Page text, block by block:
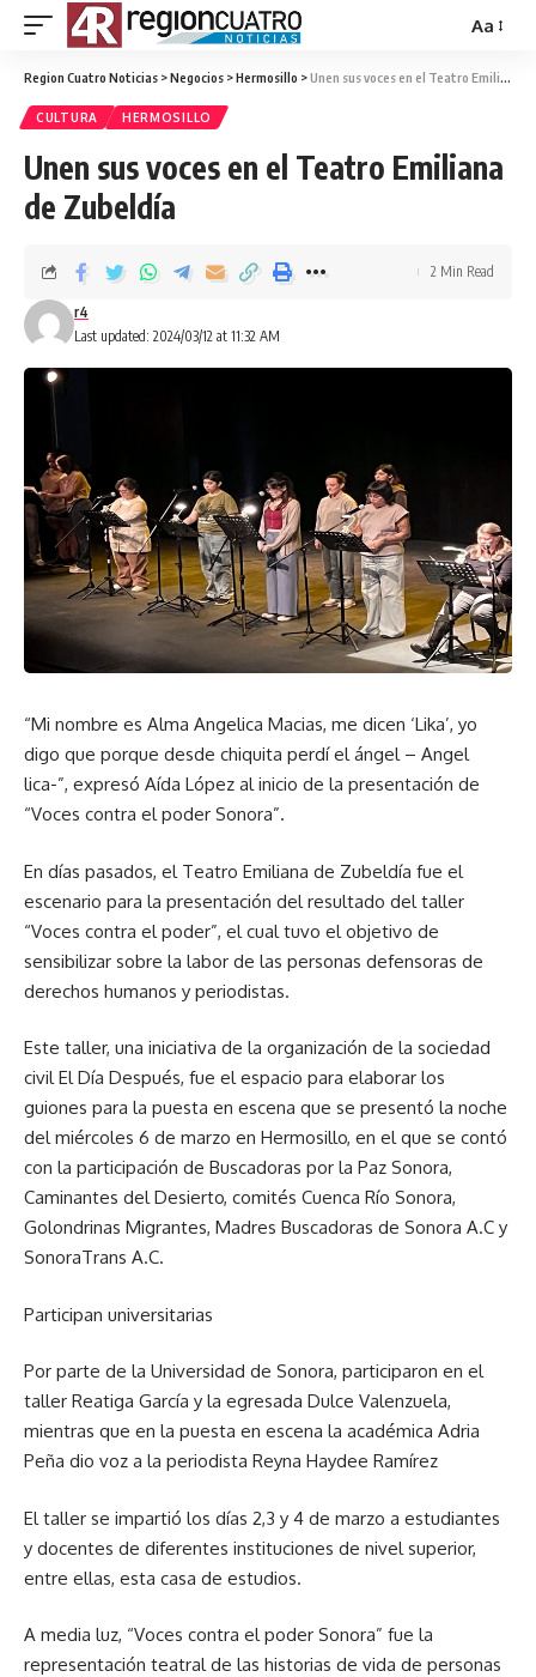
Aa
Region Cuatro Noticias >Negocios >Hermosillo >Unen sus voces en el Teatro Emiliana de Zubeldía
CULTURA HERMOSILLO
Unen sus voces en el Teatro Emiliana
de Zubeldía
Last updated: 2024/03/12 at 11:32 AM
r4
2 Min Read
“Mi nombre es Alma Angelica Macias, me dicen ‘Lika’, yo
digo que porque desde chiquita perdí el ángel – Angel
lica-”, expresó Aída López al inicio de la presentación de
“Voces contra el poder Sonora”.
En días pasados, el Teatro Emiliana de Zubeldía fue el
escenario para la presentación del resultado del taller
“Voces contra el poder”, el cual tuvo el objetivo de
sensibilizar sobre la labor de las personas defensoras de
derechos humanos y periodistas.
Este taller, una iniciativa de la organización de la sociedad
civil El Día Después, fue el espacio para elaborar los
guiones para la puesta en escena que se presentó la noche
del miércoles 6 de marzo en Hermosillo, en el que se contó
con la participación de Buscadoras por la Paz Sonora,
Caminantes del Desierto, comités Cuenca Río Sonora,
Golondrinas Migrantes, Madres Buscadoras de Sonora A.C y
SonoraTrans A.C.
Participan universitarias
Por parte de la Universidad de Sonora, participaron en el
taller Reatiga García y la egresada Dulce Valenzuela,
mientras que en la puesta en escena la académica Adria
Peña dio voz a la periodista Reyna Haydee Ramírez
El taller se impartió los días 2,3 y 4 de marzo a estudiantes
y docentes de diferentes instituciones de nivel superior,
entre ellas, esta casa de estudios.
A media luz, “Voces contra el poder Sonora” fue la
representación teatral de las historias de vida de personas